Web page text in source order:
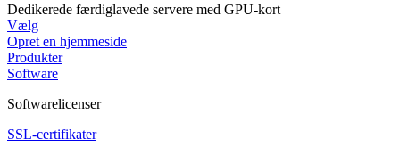
Dedikerede færdiglavede servere med GPU-kort
Vælg
Opret en hjemmeside
Produkter
Software
Softwarelicenser
SSL-certifikater